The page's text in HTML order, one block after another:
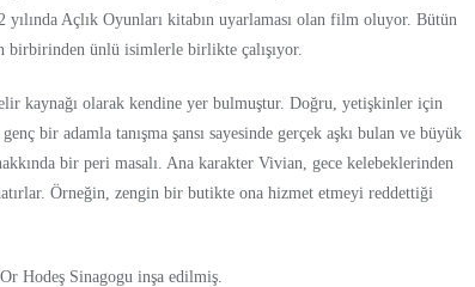
yılında Açlık Oyunları kitabın uyarlaması olan film oluyor. Bütün
birbirinden ünlü isimlerle birlikte çalışıyor.
kaynağı olarak kendine yer bulmuştur. Doğru, yetişkinler için
bir adamla tanışma şansı sayesinde gerçek aşkı bulan ve büyük
bir peri masalı. Ana karakter Vivian, gece kelebeklerinden
Örneğin, zengin bir butikte ona hizmet etmeyi reddettiği
Or Hodeş Sinagogu inşa edilmiş.